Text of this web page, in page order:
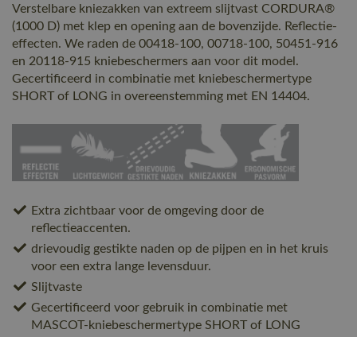
Verstelbare kniezakken van extreem slijtvast CORDURA®
(1000 D) met klep en opening aan de bovenzijde. Reflectie-
effecten. We raden de 00418-100, 00718-100, 50451-916
en 20118-915 kniebeschermers aan voor dit model.
Gecertificeerd in combinatie met kniebeschermertype
SHORT of LONG in overeenstemming met EN 14404.
Extra zichtbaar voor de omgeving door de
reflectieaccenten.
drievoudig gestikte naden op de pijpen en in het kruis
voor een extra lange levensduur.
Slijtvaste
Gecertificeerd voor gebruik in combinatie met
MASCOT-kniebeschermertype SHORT of LONG